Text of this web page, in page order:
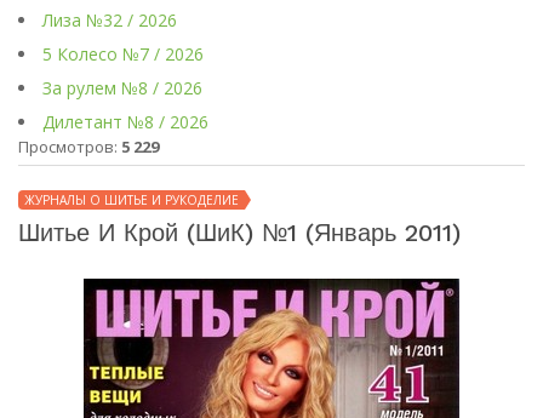
Лиза №32 / 2026
5 Колесо №7 / 2026
За рулем №8 / 2026
Дилетант №8 / 2026
Просмотров: 5 229
ЖУРНАЛЫ О ШИТЬЕ И РУКОДЕЛИЕ
Шитье И Крой (ШиК) №1 (январь 2011)